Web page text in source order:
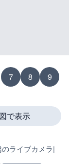
7 8
9
ライブカメラ|
で表示
イブカメラの詳細が表示